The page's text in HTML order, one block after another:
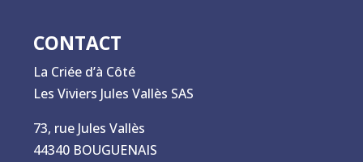
CONTACT
La Criée d’à Côté
Les Viviers Jules Vallès SAS
73, rue Jules Vallès
44340 BOUGUENAIS